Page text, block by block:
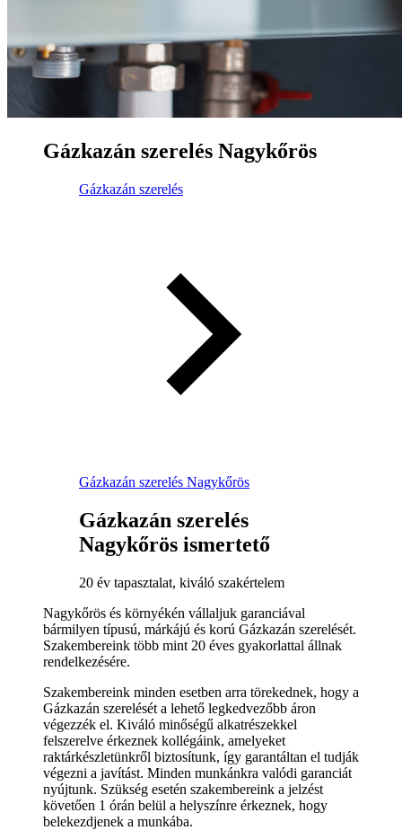
Gázkazán szerelés Nagykőrös
Gázkazán szerelés
Gázkazán szerelés Nagykőrös
Gázkazán szerelés
Nagykőrös ismertető
20 év tapasztalat, kiváló szakértelem
Nagykőrös és környékén vállaljuk garanciával
bármilyen típusú, márkájú és korú Gázkazán szerelését.
Szakembereink több mint 20 éves gyakorlattal állnak
rendelkezésére.
Szakembereink minden esetben arra törekednek, hogy a
Gázkazán szerelését a lehető legkedvezőbb áron
végezzék el. Kiváló minőségű alkatrészekkel
felszerelve érkeznek kollégáink, amelyeket
raktárkészletünkről biztosítunk, így garantáltan el tudják
végezni a javítást. Minden munkánkra valódi garanciát
nyújtunk. Szükség esetén szakembereink a jelzést
követően 1 órán belül a helyszínre érkeznek, hogy
belekezdjenek a munkába.